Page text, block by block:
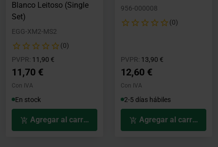
Blanco Leitoso (Single
Set)
EGG-XM2-MS2
(0)
PVPR: Precio rebajado desde
11,90 €
11,70 €
Con IVA
En stock
Agregar al carrito
956-000008
(0)
PVPR: Precio rebajado desde
13,90 €
12,60 €
Con IVA
2-5 días hábiles
Agregar al carrito